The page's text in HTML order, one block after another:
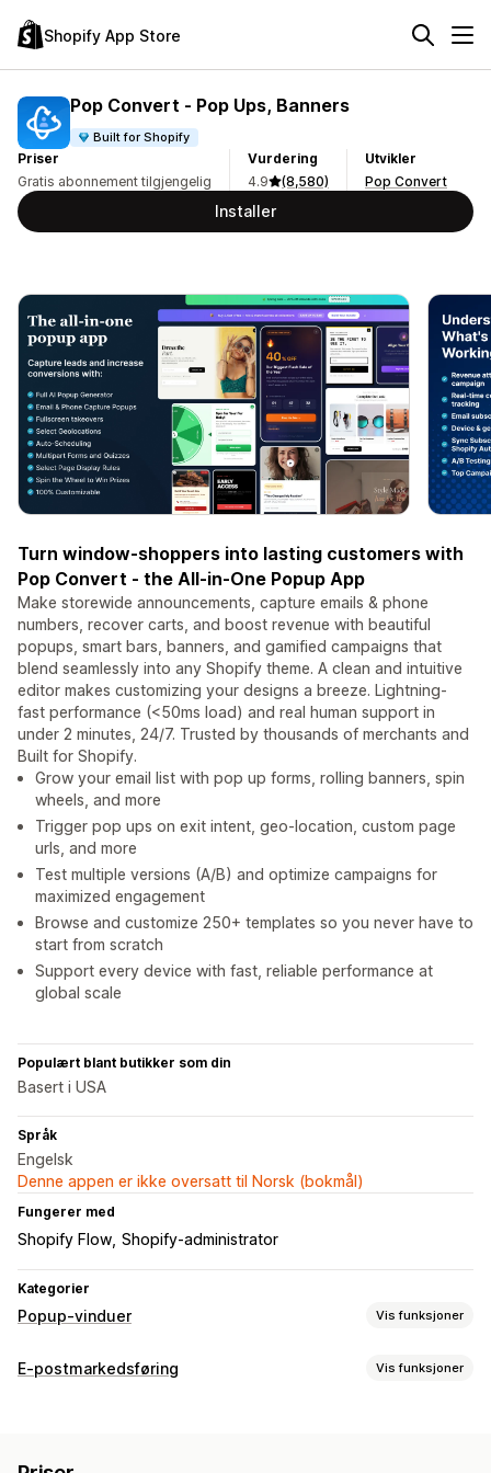
Shopify App Store
Pop Convert ‑ Pop Ups, Banners
Built for Shopify
Priser
Gratis abonnement tilgjengelig
Vurdering
4.9
(8,580)
Utvikler
Pop Convert
Installer
Turn window-shoppers into lasting customers with
Pop Convert - the All-in-One Popup App
Make storewide announcements, capture emails & phone
numbers, recover carts, and boost revenue with beautiful
popups, smart bars, banners, and gamified campaigns that
blend seamlessly into any Shopify theme. A clean and intuitive
editor makes customizing your designs a breeze. Lightning-
fast performance (<50ms load) and real human support in
under 2 minutes, 24/7. Trusted by thousands of merchants and
Built for Shopify.
Grow your email list with pop up forms, rolling banners, spin
wheels, and more
Trigger pop ups on exit intent, geo-location, custom page
urls, and more
Test multiple versions (A/B) and optimize campaigns for
maximized engagement
Browse and customize 250+ templates so you never have to
start from scratch
Support every device with fast, reliable performance at
global scale
Populært blant butikker som din
Basert i USA
Språk
Engelsk
Denne appen er ikke oversatt til Norsk (bokmål)
Fungerer med
Shopify Flow Shopify-administrator
Kategorier
Popup-vinduer Vis funksjoner
Popup-typer
E-postmarkedsføring Vis funksjoner